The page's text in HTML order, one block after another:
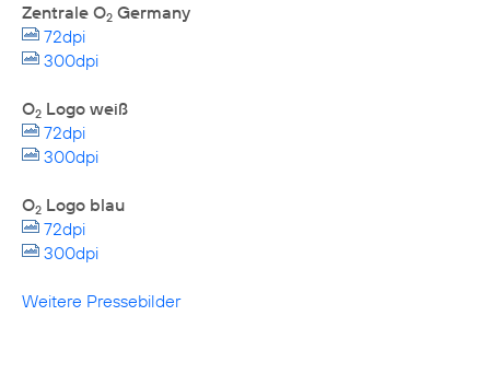
Zentrale O2 Germany
72dpi
300dpi
O2 Logo weiß
72dpi
300dpi
O2 Logo blau
72dpi
300dpi
Weitere Pressebilder